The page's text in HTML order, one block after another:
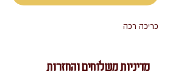
כריכה רכה
מדיניות משלוחים והחזרות